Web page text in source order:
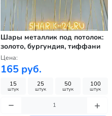
Шары металлик под потолок:
золото, бургундия, тиффани
Цена:
165 руб.
15
штук
25
штук
50
штук
100
штук